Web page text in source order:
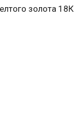
золота 18К